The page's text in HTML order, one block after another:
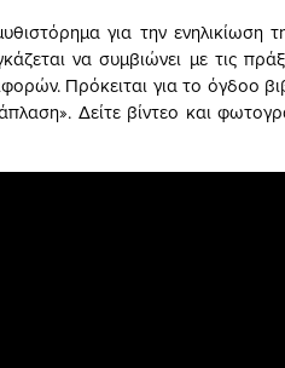
για την ενηλικίωση
να συμβιώνει με τις
Πρόκειται για το όγδοο
Δείτε βίντεο και